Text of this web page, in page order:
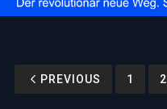
PREVIOUS 1 2